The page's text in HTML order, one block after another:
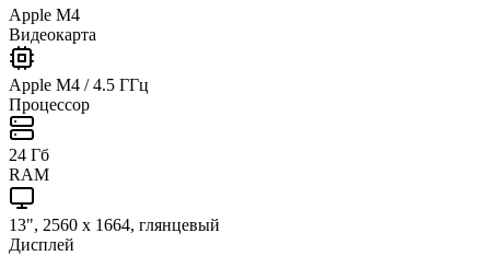
Apple M4
Видеокарта
Apple M4 / 4.5 ГГц
Процессор
24 Гб
RAM
13", 2560 x 1664, глянцевый
Дисплей